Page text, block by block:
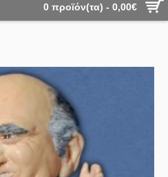
0 προϊόν(τα) - 0,00€